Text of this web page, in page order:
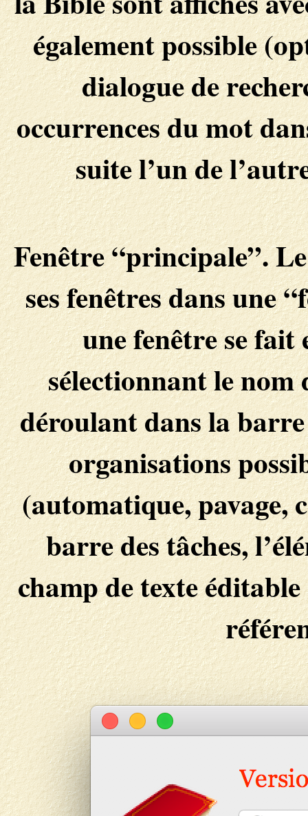
également possible
dialogue de
occurrences du mot
suite l’un de
Fenêtre “principale”.
ses fenêtres dans une
une fenêtre se fait
sélectionnant le nom
déroulant dans la
organisations
(automatique, pavage,
barre des tâches,
champ de texte